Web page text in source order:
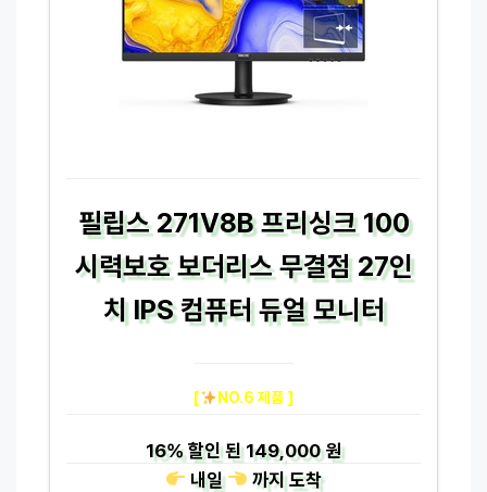
필립스 271V8B 프리싱크 100
시력보호 보더리스 무결점 27인
치 IPS 컴퓨터 듀얼 모니터
[ NO.6 제품 ]
16%할인 된149,000 원
내일
까지도착